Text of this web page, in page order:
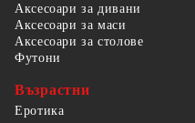
Аксесоари за дивани
Аксесоари за маси
Аксесоари за столове
Футони
Възрастни
Еротика